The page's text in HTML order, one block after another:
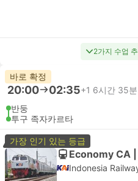
2가지 수업
바로 확정
20:00 02:35+1 6시간 35분
반둥
투구 족자카르타
가장 인기 있는 등급
Indonesia